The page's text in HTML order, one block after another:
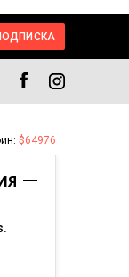
$64976